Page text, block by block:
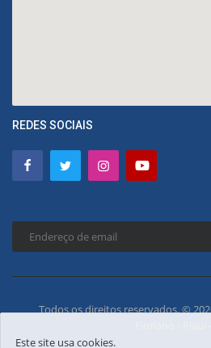
REDES SOCIAIS
Todos os direitos reservados. ©
Este site usa cookies.